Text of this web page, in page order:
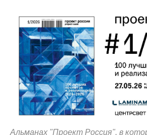
Альманах "Проект Россия", в